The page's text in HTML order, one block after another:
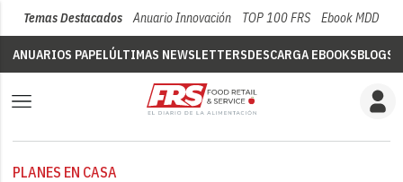
Temas Destacados Anuario Innovación TOP 100 FRS Ebook MDD
ANUARIOS PAPELÚLTIMAS NEWSLETTERSDESCARGA EBOOKSBLOGS
PLANES EN CASA